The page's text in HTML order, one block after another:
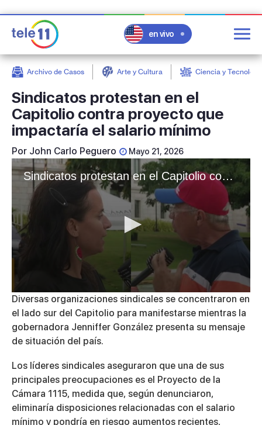
en vivo
Archivo de Casos Arte y Cultura Ciencia y
Sindicatos protestan en el
Capitolio contra proyecto que
impactaría el salario mínimo
Por John Carlo Peguero Mayo 21, 2026
Sindicatos protestan en el Capitolio contra proyecto que impactaría el salario mínimo
0
of
3
minutes,
5
Diversas organizaciones sindicales se concentraron en
el lado sur del Capitolio para manifestarse mientras la
gobernadora Jenniffer González presenta su mensaje
de situación del país.
Los líderes sindicales aseguraron que una de sus
principales preocupaciones es el Proyecto de la
Cámara 1115, medida que, según denunciaron,
eliminaría disposiciones relacionadas con el salario
mínimo y pondría en riesgo aumentos recientes,
post